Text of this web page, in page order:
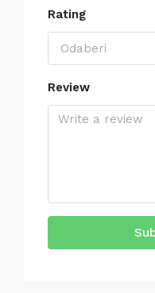
Rating
Odaberi
Review